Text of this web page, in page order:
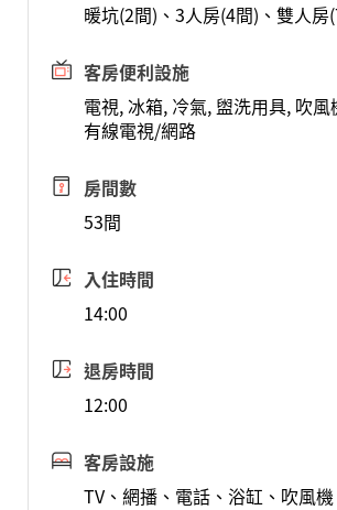
暖坑(2間)、3人房(4間)、雙人
客房便利設施
電視, 冰箱, 冷氣, 盥洗用具, 吹
有線電視/網路
房間數
53間
入住時間
14:00
退房時間
12:00
客房設施
TV、網播、電話、浴缸、吹風